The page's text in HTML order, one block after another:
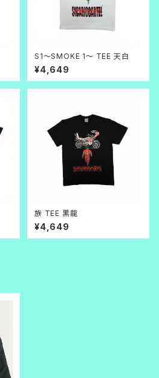
S1～SMOKE 1～ TEE 天白
¥4,649
族 TEE 黒龍
¥4,649